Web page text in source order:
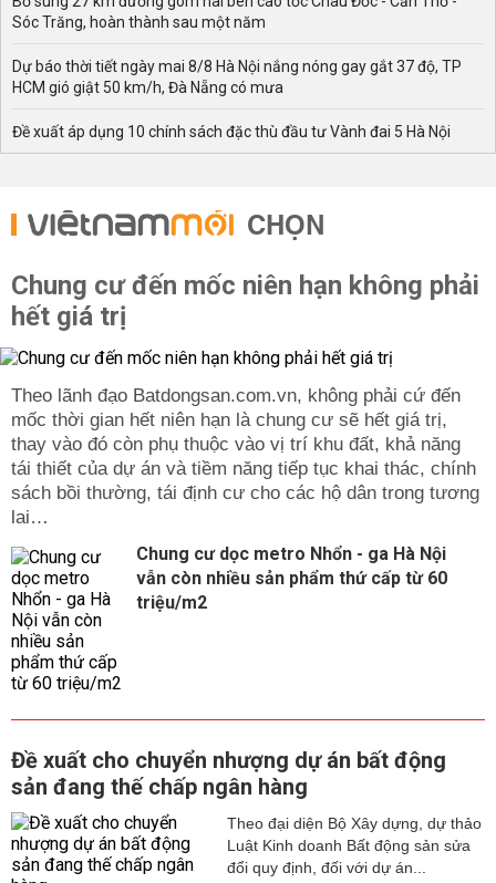
Sóc Trăng, hoàn thành sau một năm
Dự báo thời tiết ngày mai 8/8 Hà Nội nắng nóng gay gắt 37 độ, TP
HCM gió giật 50 km/h, Đà Nẵng có mưa
Đề xuất áp dụng 10 chính sách đặc thù đầu tư Vành đai 5 Hà Nội
CHỌN
Chung cư đến mốc niên hạn không phải
hết giá trị
Theo lãnh đạo Batdongsan.com.vn, không phải cứ đến
mốc thời gian hết niên hạn là chung cư sẽ hết giá trị,
thay vào đó còn phụ thuộc vào vị trí khu đất, khả năng
tái thiết của dự án và tiềm năng tiếp tục khai thác, chính
sách bồi thường, tái định cư cho các hộ dân trong tương
lai…
Chung cư dọc metro Nhổn - ga Hà Nội
vẫn còn nhiều sản phẩm thứ cấp từ 60
triệu/m2
Đề xuất cho chuyển nhượng dự án bất động
sản đang thế chấp ngân hàng
Theo đại diện Bộ Xây dựng, dự thảo
Luật Kinh doanh Bất động sản sửa
đổi quy định, đối với dự án...